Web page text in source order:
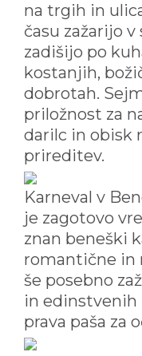
na trgih in
času zažarijo
zadišijo po
kostanjih,
dobrotah.
priložnost za
darilc in obisk
prireditev.
Karneval v
je zagotovo
znan beneški
romantične in
še posebno
in edinstvenih
prava paša za